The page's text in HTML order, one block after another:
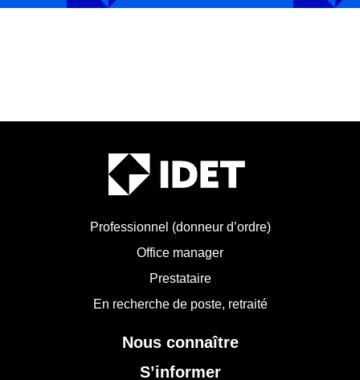
Professionnel (donneur d’ordre)
Office manager
Prestataire
En recherche de poste, retraité
Nous connaître
S’informer